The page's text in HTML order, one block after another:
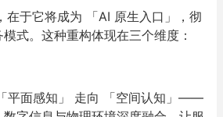
在于它将成为 「AI 原生入口」，彻
式。这种重构体现在三个维度：
平面感知」 走向 「空间认知」——